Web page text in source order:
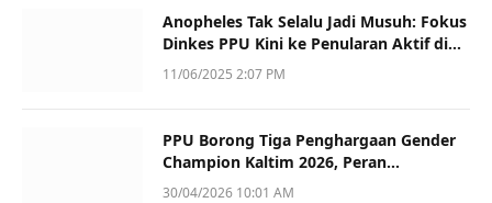
Anopheles Tak Selalu Jadi Musuh: Fokus
Dinkes PPU Kini ke Penularan Aktif di
Sotek
11/06/2025 2:07 PM
PPU Borong Tiga Penghargaan Gender
Champion Kaltim 2026, Peran
Perempuan Jadi Sorotan
30/04/2026 10:01 AM